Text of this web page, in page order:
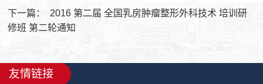
下一篇：
2016 第二届 全国乳房肿瘤整形外科技术 培训研
修班 第二轮通知
友情链接